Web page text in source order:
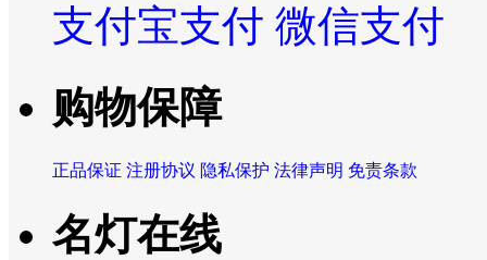
支付宝支付 微信支付
购物保障
正品保证 注册协议 隐私保护 法律声明 免责条款
名灯在线